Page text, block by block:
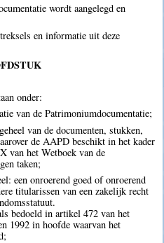
wordt aangelegd en
en informatie uit deze
onder:
van de Patrimoniumdocumentatie;
van de documenten, stukken,
de AAPD beschikt in het kader
van het Wetboek van de
taken;
een onroerend goed of onroerend
titularissen van een zakelijk recht
bedoeld in artikel 472 van het
1992 in hoofde waarvan het